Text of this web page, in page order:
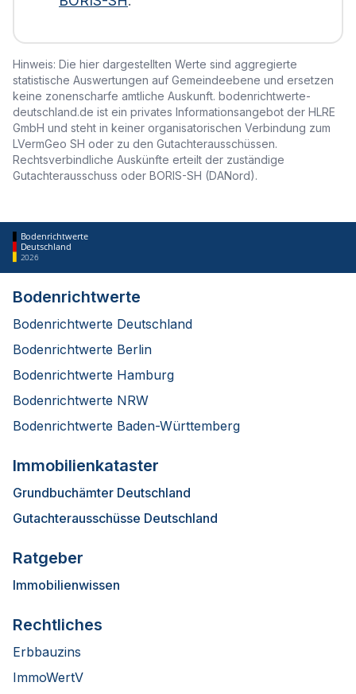
Hinweis: Die hier dargestellten Werte sind aggregierte
statistische Auswertungen auf Gemeindeebene und ersetzen
keine zonenscharfe amtliche Auskunft. bodenrichtwerte-
deutschland.de ist ein privates Informationsangebot der HLRE
GmbH und steht in keiner organisatorischen Verbindung zum
LVermGeo SH oder zu den Gutachterausschüssen.
Rechtsverbindliche Auskünfte erteilt der zuständige
Gutachterausschuss oder BORIS-SH (DANord).
Bodenrichtwerte
Deutschland
2026
Bodenrichtwerte
Bodenrichtwerte Deutschland
Bodenrichtwerte Berlin
Bodenrichtwerte Hamburg
Bodenrichtwerte NRW
Bodenrichtwerte Baden-Württemberg
Immobilienkataster
Grundbuchämter Deutschland
Gutachterausschüsse Deutschland
Ratgeber
Immobilienwissen
Rechtliches
Erbbauzins
ImmoWertV